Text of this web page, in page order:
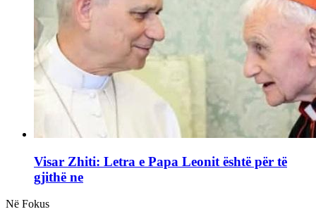
Visar Zhiti: Letra e Papa Leonit është për të
gjithë ne
Në Fokus